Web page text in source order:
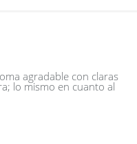
agradable con claras
lo mismo en cuanto al